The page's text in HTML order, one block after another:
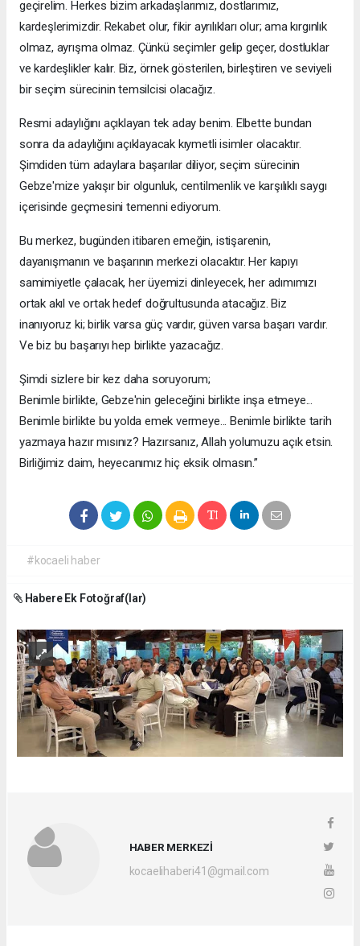
geçirelim. Herkes bizim arkadaşlarımız, dostlarımız,
kardeşlerimizdir. Rekabet olur, fikir ayrılıkları olur; ama kırgınlık
olmaz, ayrışma olmaz. Çünkü seçimler gelip geçer, dostluklar
ve kardeşlikler kalır. Biz, örnek gösterilen, birleştiren ve seviyeli
bir seçim sürecinin temsilcisi olacağız.
Resmi adaylığını açıklayan tek aday benim. Elbette bundan
sonra da adaylığını açıklayacak kıymetli isimler olacaktır.
Şimdiden tüm adaylara başarılar diliyor, seçim sürecinin
Gebze'mize yakışır bir olgunluk, centilmenlik ve karşılıklı saygı
içerisinde geçmesini temenni ediyorum.
Bu merkez, bugünden itibaren emeğin, istişarenin,
dayanışmanın ve başarının merkezi olacaktır. Her kapıyı
samimiyetle çalacak, her üyemizi dinleyecek, her adımımızı
ortak akıl ve ortak hedef doğrultusunda atacağız. Biz
inanıyoruz ki; birlik varsa güç vardır, güven varsa başarı vardır.
Ve biz bu başarıyı hep birlikte yazacağız.
Şimdi sizlere bir kez daha soruyorum;
Benimle birlikte, Gebze'nin geleceğini birlikte inşa etmeye...
Benimle birlikte bu yolda emek vermeye... Benimle birlikte tarih
yazmaya hazır mısınız? Hazırsanız, Allah yolumuzu açık etsin.
Birliğimiz daim, heyecanımız hiç eksik olmasın.”
#kocaeli haber
Habere Ek Fotoğraf(lar)
HABER MERKEZİ
kocaelihaberi41@gmail.com